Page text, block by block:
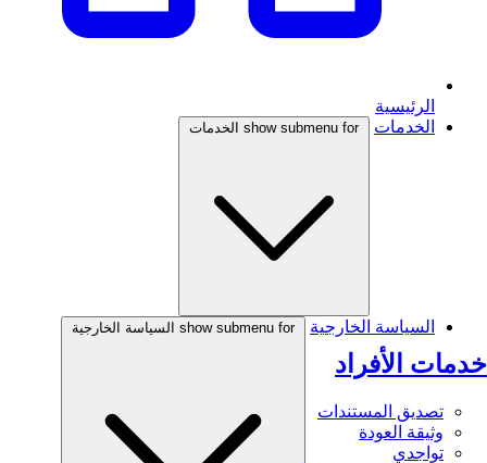
الرئيسية
الخدمات
show submenu for الخدمات
خدمات الأفراد
تصديق المستندات
وثيقة العودة
تواجدي
السياسة الخارجية show submenu for السياسة الخارجية